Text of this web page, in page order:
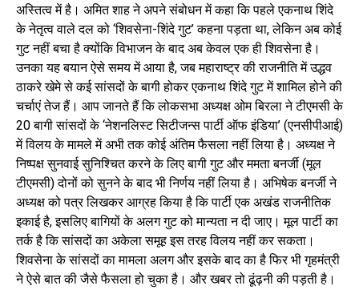
अस्तित्व में है। अमित शाह ने अपने संबोधन में कहा कि पहले एकनाथ शिंदे
के नेतृत्व वाले दल को ‘शिवसेना-शिंदे गुट’ कहना पड़ता था, लेकिन अब कोई
गुट नहीं बचा है क्योंकि विभाजन के बाद अब केवल एक ही शिवसेना है।
उनका यह बयान ऐसे समय में आया है, जब महाराष्ट्र की राजनीति में उद्धव
ठाकरे खेमे से कई सांसदों के बागी होकर एकनाथ शिंदे गुट में शामिल होने की
चर्चाएं तेज हैं। आप जानते हैं कि लोकसभा अध्यक्ष ओम बिरला ने टीएमसी के
20 बागी सांसदों के ‘नेशनलिस्ट सिटीजन्स पार्टी ऑफ इंडिया’ (एनसीपीआई)
में विलय के मामले में अभी तक कोई अंतिम फैसला नहीं लिया है। अध्यक्ष ने
निष्पक्ष सुनवाई सुनिश्चित करने के लिए बागी गुट और ममता बनर्जी (मूल
टीएमसी) दोनों को सुनने के बाद भी निर्णय नहीं लिया है। अभिषेक बनर्जी ने
अध्यक्ष को पत्र लिखकर आग्रह किया है कि पार्टी एक अखंड राजनीतिक
इकाई है, इसलिए बागियों के अलग गुट को मान्यता न दी जाए। मूल पार्टी का
तर्क है कि सांसदों का अकेला समूह इस तरह विलय नहीं कर सकता।
शिवसेना के सांसदों का मामला अलग और इसके बाद का है फिर भी गृहमंत्री
ने ऐसे बात की जैसे फैसला हो चुका है। और खबर तो ढूंढ़नी की पड़ती है।